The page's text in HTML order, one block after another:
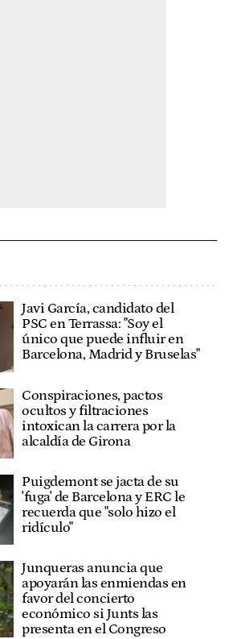
Javi García, candidato del
PSC en Terrassa: "Soy el
único que puede influir en
Barcelona, Madrid y Bruselas"
Conspiraciones, pactos
ocultos y filtraciones
intoxican la carrera por la
alcaldía de Girona
Puigdemont se jacta de su
'fuga' de Barcelona y ERC le
recuerda que "solo hizo el
ridículo"
Junqueras anuncia que
apoyarán las enmiendas en
favor del concierto
económico si Junts las
presenta en el Congreso